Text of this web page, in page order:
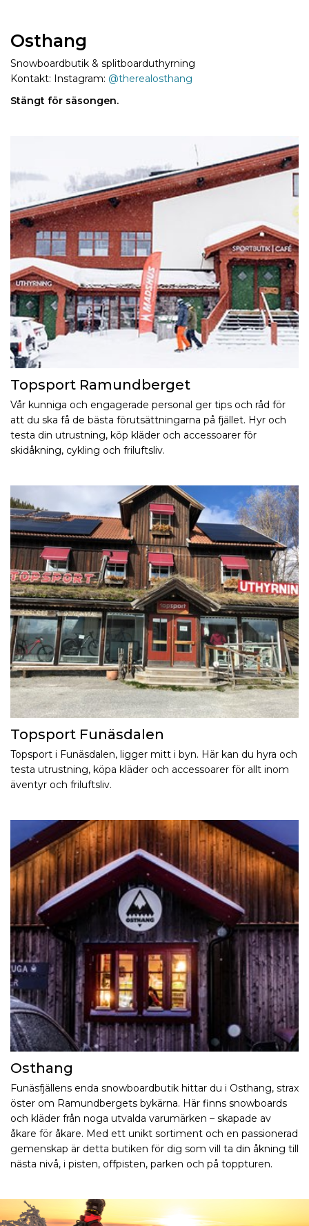
Osthang
Snowboardbutik & splitboarduthyrning
Kontakt: Instagram: @therealosthang
Stängt för säsongen.
Topsport Ramundberget
Vår kunniga och engagerade personal ger tips och råd för
att du ska få de bästa förutsättningarna på fjället. Hyr och
testa din utrustning, köp kläder och accessoarer för
skidåkning, cykling och friluftsliv.
Topsport Funäsdalen
Topsport i Funäsdalen, ligger mitt i byn. Här kan du hyra och
testa utrustning, köpa kläder och accessoarer för allt inom
äventyr och friluftsliv.
Osthang
Funäsfjällens enda snowboardbutik hittar du i Osthang, strax
öster om Ramundbergets bykärna. Här finns snowboards
och kläder från noga utvalda varumärken – skapade av
åkare för åkare. Med ett unikt sortiment och en passionerad
gemenskap är detta butiken för dig som vill ta din åkning till
nästa nivå, i pisten, offpisten, parken och på toppturen.